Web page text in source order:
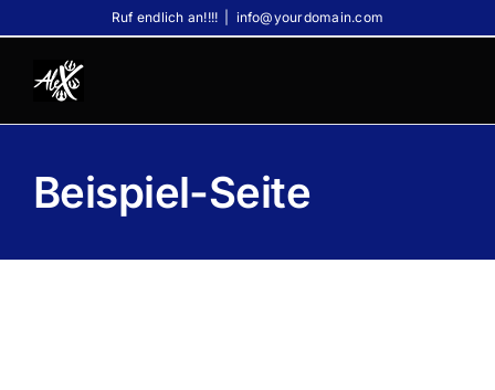
Inhalt
springen
Ruf endlich an!!!! info@yourdomain.com
Beispiel-Seite